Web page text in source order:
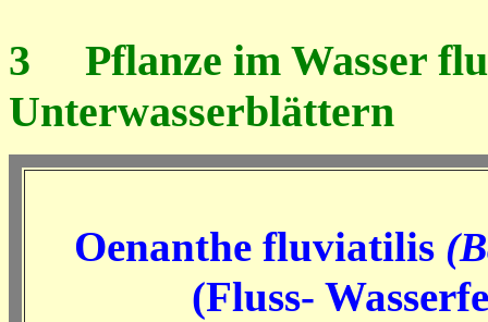
3 Pflanze im Wasser
Unterwasserblättern
Oenanthe fluviatilis
(Fluss-